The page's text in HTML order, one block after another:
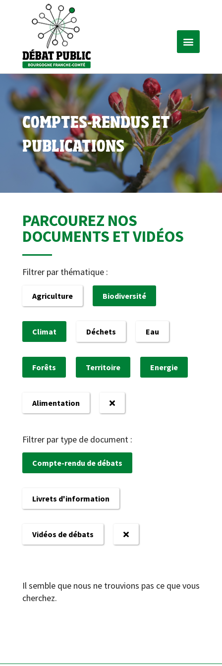
COMPTES-RENDUS ET
PUBLICATIONS
PARCOUREZ NOS
DOCUMENTS ET VIDÉOS
Filtrer par thématique :
Agriculture Biodiversité
Climat Déchets Eau
Forêts Territoire Energie
Alimentation
Filtrer par type de document :
Compte-rendu de débats
Livrets d'information
Vidéos de débats
Il semble que nous ne trouvions pas ce que vous
cherchez.